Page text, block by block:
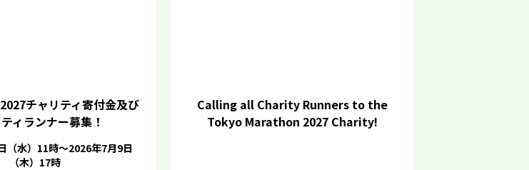
チャリティ寄付金及び
ィランナー募集！
（水）11時～2026年7月9日
（木）17時
Calling all Charity Runners to the
Tokyo Marathon 2027 Charity!